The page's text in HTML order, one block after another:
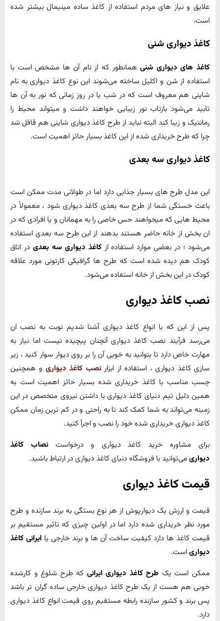
علایق و نیاز های مردم استفاده از کاغذ ساده مینیمال بیشتر شده
است.
کاغذ دیواری شنی
کاغذ های دیواری شنیهمانطور که از نام آن ها مشخص است با
استفاده از شن و اکلیل ساخته می‌شوند این نوع کاغذ دیواری به نام
شاینی هم معروف است که در شب یا در روز زمانی که نور به آن ها
تابید می‌شود بازتاب نور زیبایی خواهند داشت و میتواند محیط را
رمانتیک و زیبا کند البته نباید از طرح کاغذ دیواری شاینی هم قافل شد
چرا که طرح خریداری شده از این کاغذ بسیار حائز اهمیت است.
کاغذ دیواری سه بعدی
این مدل طرح های بسیار جذابی دارد اما در طولانی مدت ممکن است
باعث خستگی شما از طرح سه بعدی کاغذ دیواری شود ، معمولاً در
محیط هایی که میخواهند حس خاصی را به مهمانان و یا افرادی که در
ان بخش از خانه حاضر هستند بدهند از این طرح سه بعدی استفاده
می‌شود ؛ در بعضی موارد استفاده ازکاغذ دیواری سه بعدی در اتاق
کودک هم دیده شده است که طرح ها گرافیکی کارتونی مورد علاقه
کودک در این بخش از خانه استفاده می‌شود.
نصب کاغذ دیواری
پس از این که با انواع کاغذ دیواری آشنا شدیم نوبت به نصب ان
می‌رسد فرآیند نصب کاغذ دیواری آنچنان پیچیده نیست اما نیاز به
مهارت خاص دارد تا بتوانید به خوبی آن را بر روی دیوار سوار کنید ، زیر
سازی کاغذ دیواری ، استفاده از ابزارنصب کاغذ دیواری و همچنین
چسب مناسب با کاغذ خریداری شده بسیار حائز اهمیت است به
همین دلیل تیم دنیای کاغذ دیواری با داشتن نیروی متخصص در این
زمینه می‌تواند به شما کمک کند تا به راحتی و در کم ترین زمان ممکن
کاغذ دیواری خریداری شده خود را نصب و اجرأ کنید.
برای مشاوره خرید کاغذ دیواری و درخواست نصاب کاغذ
دیواریمی‌توانید با فروشگاه دنیای کاغذ دیواری در ارتباط باشید.
قیمت کاغذ دیواری
قیمت و ارزش یک دیوارپوش از هر نوع بستگی به برند سازنده و طرح
مورد نظر خریداری شده دارد اما در اولین چیزی که تاثیر مستقیم بر
قیمت کاغذ ها دارد کیفیت ساخت آن ها و برند خارجی یا ایرانی کاغذ
دیواریاست.
ممکن است یک طرح کاغذ دیواری ایرانی که طرح شلوغ و کارشده
خوبی هم هست از یک طرح کاغذ دیواری خارجی ساده گران تر باشد
پس برند و کشور سازنده رابطه مستقیم روی قیمت انواع کاغذ دیواری
دارد.